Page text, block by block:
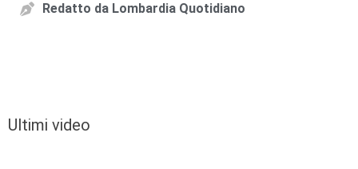
Redatto da Lombardia Quotidiano
Ultimi video